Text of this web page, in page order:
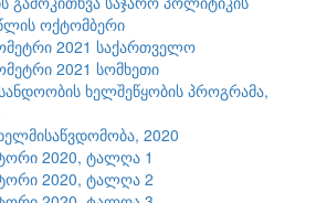
ოქტომბერი
2021 საქართველო
2021 სომხეთი
ხელშეწყობის პროგრამა,
2020
2020, ტალღა 1
2020, ტალღა 2